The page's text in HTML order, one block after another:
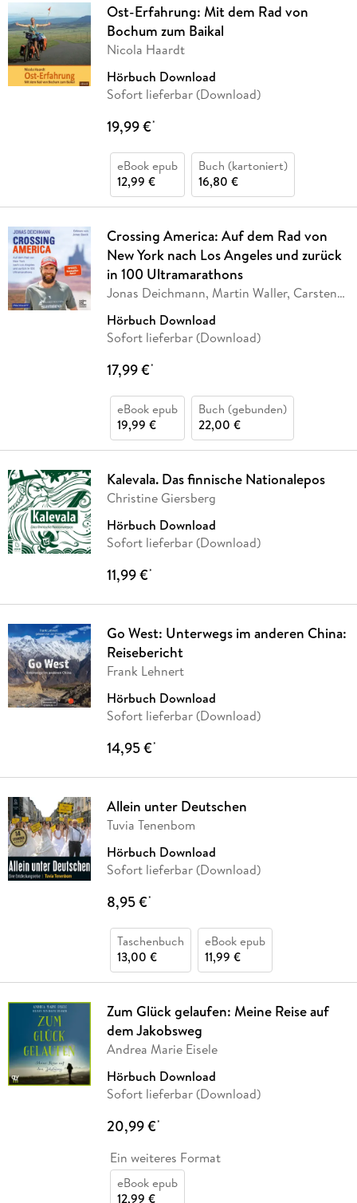
Ost-Erfahrung: Mit dem Rad von
Bochum zum Baikal
Nicola Haardt
Hörbuch Download
Sofort lieferbar (Download)
19,99 €*
eBook epub
12,99 €
Buch (kartoniert)
16,80 €
Crossing America: Auf dem Rad von
New York nach Los Angeles und zurück
in 100 Ultramarathons
Jonas Deichmann, Martin Waller, Carsten
Hörbuch Download
Sofort lieferbar (Download)
17,99 €*
eBook epub
19,99 €
Buch (gebunden)
22,00 €
Kalevala. Das finnische Nationalepos
Christine Giersberg
Hörbuch Download
Sofort lieferbar (Download)
11,99 €*
Go West: Unterwegs im anderen China:
Reisebericht
Frank Lehnert
Hörbuch Download
Sofort lieferbar (Download)
14,95 €*
Allein unter Deutschen
Tuvia Tenenbom
Hörbuch Download
Sofort lieferbar (Download)
8,95 €*
Taschenbuch
13,00 €
eBook epub
11,99 €
Zum Glück gelaufen: Meine Reise auf
dem Jakobsweg
Andrea Marie Eisele
Hörbuch Download
Sofort lieferbar (Download)
20,99 €*
Ein weiteres Format
eBook epub
12,99 €